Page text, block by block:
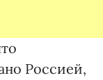
Россией,